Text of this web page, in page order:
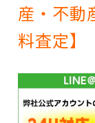
産・不動
料査定】